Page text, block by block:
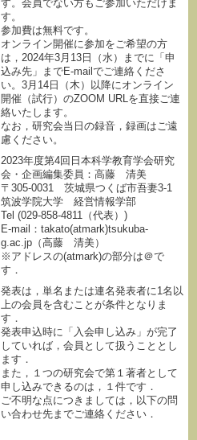
す。会員でない方もご参加いただけま
す。
参加費は無料です。
オンライン開催に参加をご希望の方
は，2024年3月13日（水）までに「申
込み先」までE-mailでご連絡くださ
い。3月14日（木）以降にオンライン
開催（試行）のZOOM URLを直接ご連
絡いたします。
なお，研究会当日の録音，録画はご遠
慮ください。
2023年度第4回日本科学教育学会研究
会・企画編集委員：高藤 清美
〒305-0031 茨城県つくば市吾妻3-1
筑波学院大学 経営情報学部
Tel (029-858-4811（代表）)
E-mail：takato(atmark)tsukuba-
g.ac.jp（高藤 清美）
※アドレスの(atmark)の部分は＠で
す．
発表は，単名または連名発表者に1名以
上の会員を含むことが条件となりま
す．
発表申込時に「入会申し込み」が完了
していれば，会員として扱うこととし
ます．
また，１つの研究会で第１著者として
申し込みできるのは，１件です．
ご不明な点につきましては，以下の問
い合わせ先までご連絡ください．